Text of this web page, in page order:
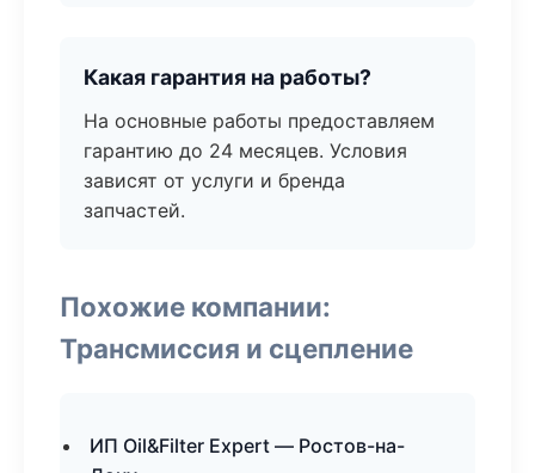
Какая гарантия на работы?
На основные работы предоставляем
гарантию до 24 месяцев. Условия
зависят от услуги и бренда
запчастей.
Похожие компании:
Трансмиссия и сцепление
ИП Oil&Filter Expert — Ростов-на-